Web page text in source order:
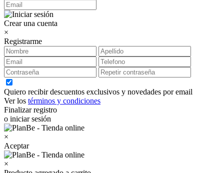
Crear una cuenta
×
Registrarme
Quiero recibir descuentos exclusivos y novedades por email
Ver los términos y condiciones
Finalizar registro
o iniciar sesión
×
Aceptar
×